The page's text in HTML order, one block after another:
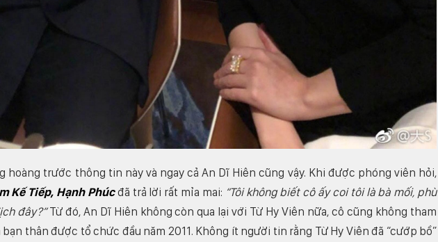
hoàng trước thông tin này và ngay cả An Dĩ Hiên cũng vậy. Khi được phóng viên hỏi,
Kế Tiếp, Hạnh Phúcđã trả lời rất mỉa mai: “Tôi không biết cô ấy coi tôi là bà mối, phù
đây?”Từ đó, An Dĩ Hiên không còn qua lại với Từ Hy Viên nữa, cô cũng không tham
thân được tổ chức đầu năm 2011. Không ít người tin rằng Từ Hy Viên đã “cướp bồ”